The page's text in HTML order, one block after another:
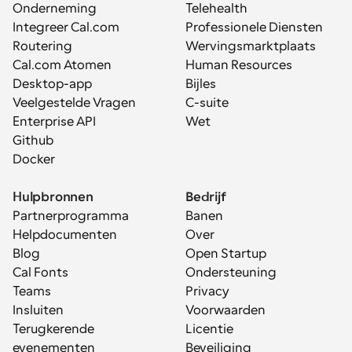
Onderneming
Integreer Cal.com
Routering
Cal.com Atomen
Desktop-app
Veelgestelde Vragen
Enterprise API
Github
Docker
Telehealth
Professionele Diensten
Wervingsmarktplaats
Human Resources
Bijles
C-suite
Wet
Hulpbronnen
Partnerprogramma
Helpdocumenten
Blog
Cal Fonts
Teams
Insluiten
Terugkerende
evenementen
Bedrijf
Banen
Over
Open Startup
Ondersteuning
Privacy
Voorwaarden
Licentie
Beveiliging